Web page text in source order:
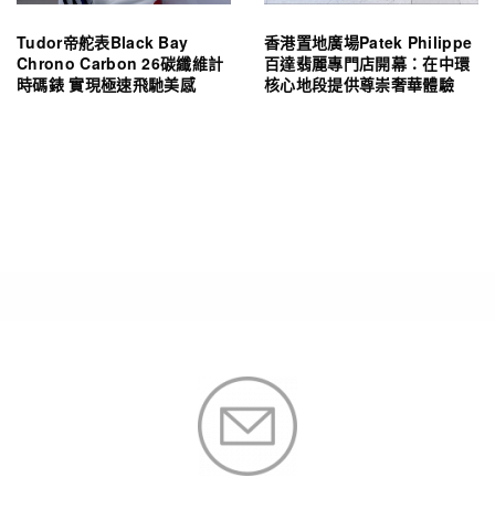
Tudor帝舵表Black Bay
Chrono Carbon 26碳纖維計
時碼錶 實現極速飛馳美感
香港置地廣場Patek Philippe
百達翡麗專門店開幕：在中環
核心地段提供尊崇奢華體驗